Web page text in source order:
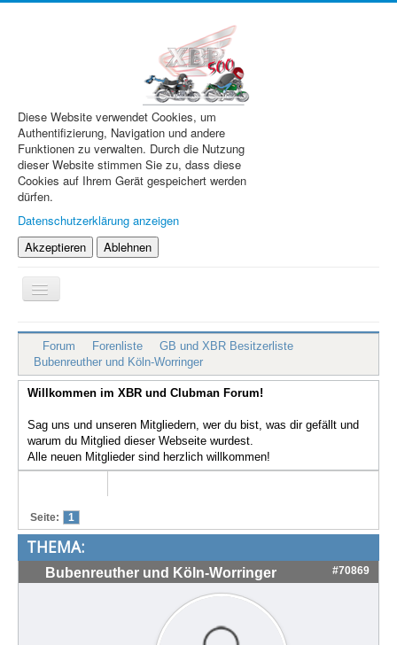
Diese Website verwendet Cookies, um
Authentifizierung, Navigation und andere
Funktionen zu verwalten. Durch die Nutzung
dieser Website stimmen Sie zu, dass diese
Cookies auf Ihrem Gerät gespeichert werden
dürfen.
Datenschutzerklärung anzeigen
Akzeptieren
Ablehnen
Navigation
an/aus
XBR.de
Technik
Forum
Treffen & Touren
Cafe-Ecke
Forum Forenliste
GB und XBR Besitzerliste
Bubenreuther und Köln-Worringer
Willkommen im XBR und Clubman Forum!
Sag uns und unseren Mitgliedern, wer du bist, was dir gefällt und
warum du Mitglied dieser Webseite wurdest.
Alle neuen Mitglieder sind herzlich willkommen!
Seite: 1
THEMA:
Bubenreuther und Köln-Worringer #70869